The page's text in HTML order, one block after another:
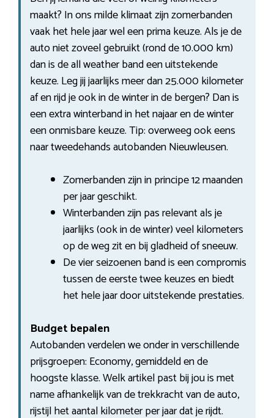
maakt? In ons milde klimaat zijn zomerbanden
vaak het hele jaar wel een prima keuze. Als je de
auto niet zoveel gebruikt (rond de 10.000 km)
dan is de all weather band een uitstekende
keuze. Leg jij jaarlijks meer dan 25.000 kilometer
af en rijd je ook in de winter in de bergen? Dan is
een extra winterband in het najaar en de winter
een onmisbare keuze. Tip: overweeg ook eens
naar tweedehands autobanden Nieuwleusen.
Zomerbanden zijn in principe 12 maanden
per jaar geschikt.
Winterbanden zijn pas relevant als je
jaarlijks (ook in de winter) veel kilometers
op de weg zit en bij gladheid of sneeuw.
De vier seizoenen band is een compromis
tussen de eerste twee keuzes en biedt
het hele jaar door uitstekende prestaties.
Budget bepalen
Autobanden verdelen we onder in verschillende
prijsgroepen: Economy, gemiddeld en de
hoogste klasse. Welk artikel past bij jou is met
name afhankelijk van de trekkracht van de auto,
rijstijl het aantal kilometer per jaar dat je rijdt.